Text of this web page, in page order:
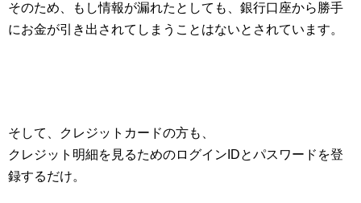
そのため、もし情報が漏れたとしても、銀行口座から勝手
にお金が引き出されてしまうことはないとされています。
そして、クレジットカードの方も、
クレジット明細を見るためのログインIDとパスワードを登
録するだけ。